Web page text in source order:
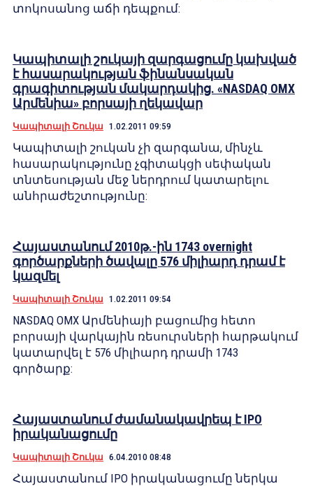
տոկոսանոց աճի դեպքում:
Կապիտալի շուկայի զարգացումը կախված
է հասարակության ֆինանսական
գրագիտության մակարդակից. «NASDAQ OMX
Արմենիա» բորսայի ղեկավար
Կապիտալի Շուկա 1.02.2011 09:59
Կապիտալի շուկան չի զարգանա, մինչև
հասարակությունը չգիտակցի սեփական
տնտեսության մեջ ներդրում կատարելու
անհրաժեշտությունը:
Հայաստանում 2010թ.-ին 1743 overnight
գործարքների ծավալը 576 միլիարդ դրամ է
կազմել
Կապիտալի Շուկա 1.02.2011 09:54
NASDAQ OMX Արմենիայի բացումից հետո
բորսայի վարկային ռեսուրսների հարթակում
կատարվել է 576 միլիարդ դրամի 1743
գործարք:
Հայաստանում ժամանակավրեպ է IPO
իրականացումը
Կապիտալի Շուկա 6.04.2010 08:48
Հայաստանում IPO իրականացումը ներկա